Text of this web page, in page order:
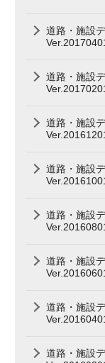
道路・施設
道路・施設
道路・施設
道路・施設
道路・施設
道路・施設
道路・施設
道路・施設